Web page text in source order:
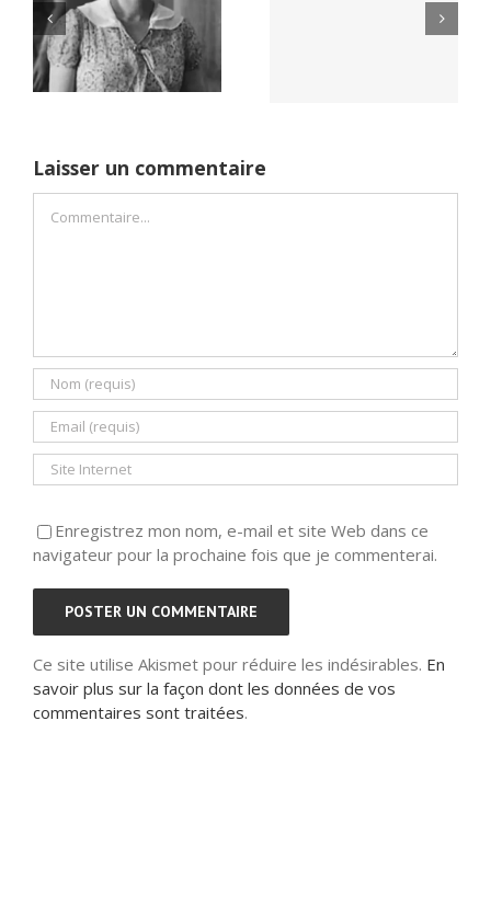
Netflix Field of
Dreams (1989)
Yaïr Golan : une
Laisser un commentaire
Enregistrez mon nom, e-mail et site Web dans ce
navigateur pour la prochaine fois que je commenterai.
Ce site utilise Akismet pour réduire les indésirables. En
savoir plus sur la façon dont les données de vos
commentaires sont traitées.